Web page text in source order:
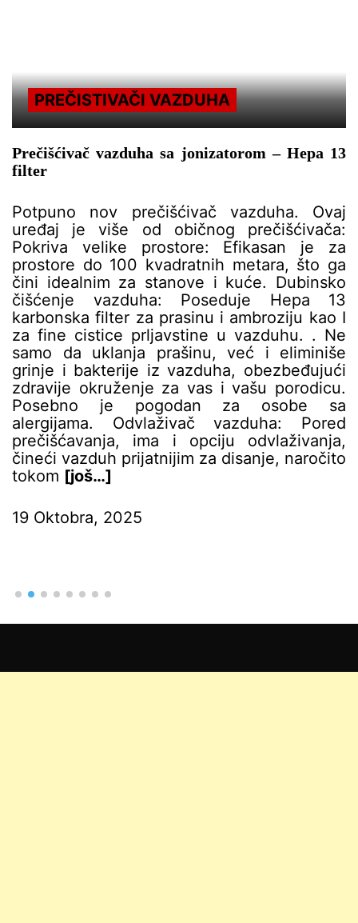
PREČISTIVAČI VAZDUHA
Prečišćivač vazduha sa jonizatorom – Hepa 13
filter
Potpuno nov prečišćivač vazduha. Ovaj
uređaj je više od običnog prečišćivača:
Pokriva velike prostore: Efikasan je za
prostore do 100 kvadratnih metara, što ga
čini idealnim za stanove i kuće. Dubinsko
čišćenje vazduha: Poseduje Hepa 13
karbonska filter za prasinu i ambroziju kao I
za fine cistice prljavstine u vazduhu. . Ne
samo da uklanja prašinu, već i eliminiše
grinje i bakterije iz vazduha, obezbeđujući
zdravije okruženje za vas i vašu porodicu.
Posebno je pogodan za osobe sa
alergijama. Odvlaživač vazduha: Pored
prečišćavanja, ima i opciju odvlaživanja,
čineći vazduh prijatnijim za disanje, naročito
tokom [još…]
19 Oktobra, 2025